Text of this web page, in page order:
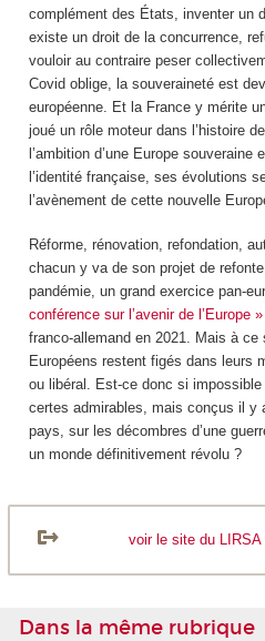
complément des États, inventer un
existe un droit de la concurrence,
vouloir au contraire peser
Covid oblige, la souveraineté est
européenne. Et la France y mérite
joué un rôle moteur dans l’histoire
l’ambition d’une Europe
l’identité française, ses évolutions
l’avènement de cette nouvelle
Réforme, rénovation, refondation,
chacun y va de son projet de
pandémie, un grand exercice pan-
conférence sur l’avenir de l’Europe »
franco-allemand en 2021. Mais à ce
Européens restent figés dans leurs
ou libéral. Est-ce donc si
certes admirables, mais conçus il y
pays, sur les décombres d’une
un monde définitivement révolu ?
voir le site du LIRSA
Dans la même rubrique